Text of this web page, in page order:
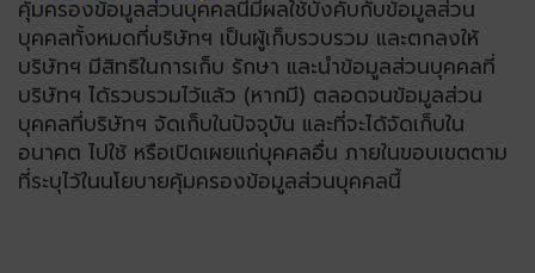
คุ้มครองข้อมูลส่วนบุคคลนี้มีผลใช้บังคับกับข้อมูลส่วน
บุคคลทั้งหมดที่บริษัทฯ เป็นผู้เก็บรวบรวม และตกลงให้
บริษัทฯ มีสิทธิในการเก็บ รักษา และนำข้อมูลส่วนบุคคลที่
บริษัทฯ ได้รวบรวมไว้แล้ว (หากมี) ตลอดจนข้อมูลส่วน
บุคคลที่บริษัทฯ จัดเก็บในปัจจุบัน และที่จะได้จัดเก็บใน
อนาคต ไปใช้ หรือเปิดเผยแก่บุคคลอื่น ภายในขอบเขตตาม
ที่ระบุไว้ในนโยบายคุ้มครองข้อมูลส่วนบุคคลนี้